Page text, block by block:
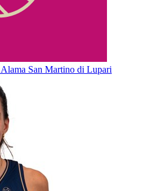
Alama San Martino di Lupari